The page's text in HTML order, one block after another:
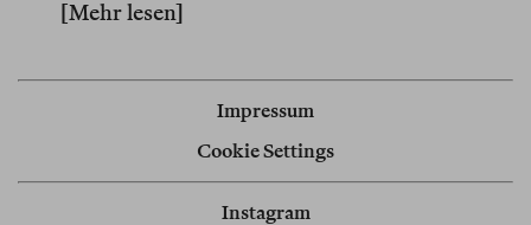
[Mehr lesen]
Impressum
Cookie Settings
Instagram